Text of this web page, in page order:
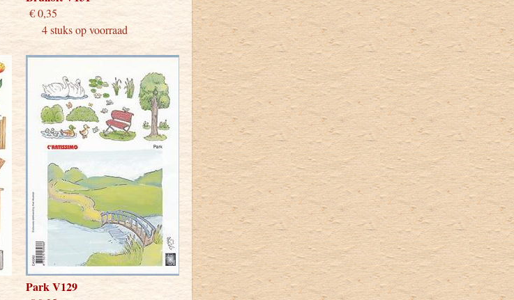
€ 0,35
4 stuks op voorraad
Park V129